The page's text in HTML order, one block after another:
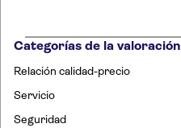
Categorías de la valoración
Relación calidad-precio
Servicio
Seguridad